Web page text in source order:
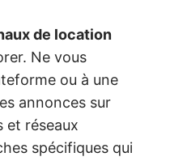
de location
Ne vous
ou à une
annonces sur
et réseaux
spécifiques qui